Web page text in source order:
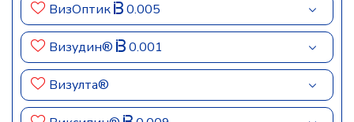
ВизОптик 0.005
Визудин® 0.001
Визулта®